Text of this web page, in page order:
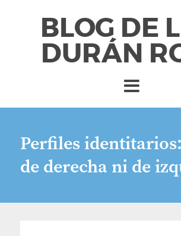
BLOG DE
DURÁN
Perfiles
de derecha ni de